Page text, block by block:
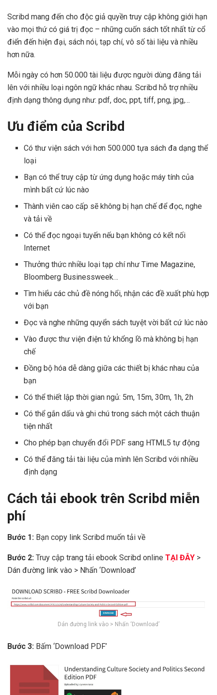
Scribd mang đến cho độc giả quyền truy cập không giới hạn
vào mọi thứ có giá trị đọc – những cuốn sách tốt nhất từ cổ
điển đến hiện đại, sách nói, tạp chí, vô số tài liệu và nhiều
hơn nữa.
Mỗi ngày có hơn 50.000 tài liệu được người dùng đăng tải
lên với nhiều loại ngôn ngữ khác nhau. Scribd hỗ trợ nhiều
định dạng thông dụng như: pdf, doc, ppt, tiff, png, jpg,…
Ưu điểm của Scribd
Có thư viện sách với hơn 500.000 tựa sách đa dạng thể
loại
Bạn có thể truy cập từ ứng dụng hoặc máy tính của
mình bất cứ lúc nào
Thành viên cao cấp sẽ không bị hạn chế để đọc, nghe
và tải về
Có thể đọc ngoại tuyến nếu bạn không có kết nối
Internet
Thưởng thức nhiều loại tạp chí như Time Magazine,
Bloomberg Businessweek…
Tìm hiểu các chủ đề nóng hổi, nhận các đề xuất phù hợp
với bạn
Đọc và nghe những quyển sách tuyệt vời bất cứ lúc nào
Vào được thư viện điện tử khổng lồ mà không bị hạn
chế
Đồng bộ hóa dễ dàng giữa các thiết bị khác nhau của
bạn
Có thể thiết lập thời gian ngủ: 5m, 15m, 30m, 1h, 2h
Có thể gắn dấu và ghi chú trong sách một cách thuận
tiện nhất
Cho phép bạn chuyển đổi PDF sang HTML5 tự động
Có thể đăng tải tài liệu của mình lên Scribd với nhiều
định dạng
Cách tải ebook trên Scribd miễn
phí
Bước 1: Bạn copy link Scribd muốn tải về
Bước 2: Truy cập trang tải ebook Scribd online TẠI ĐÂY >
Dán đường link vào > Nhấn ‘Download’
Dán đường link vào > Nhấn ‘Download’
Bước 3: Bấm ‘Download PDF’